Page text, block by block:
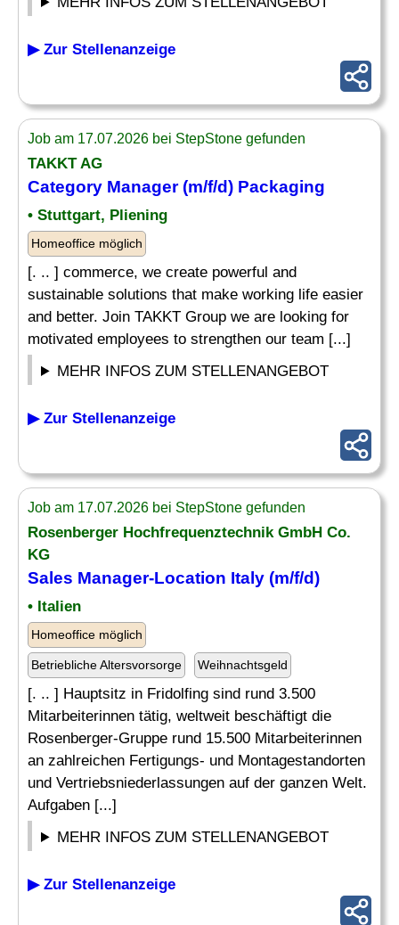
▶ Zur Stellenanzeige
Job am 17.07.2026 bei StepStone gefunden
TAKKT AG
Category Manager(m/f/d) Packaging
• Stuttgart, Pliening
Homeoffice möglich
[. .. ] commerce, we create powerful and
sustainable solutions that make working life easier
and better. Join TAKKT Group we are looking for
motivated employees to strengthen our team [...]
MEHR INFOS ZUM STELLENANGEBOT
▶ Zur Stellenanzeige
Job am 17.07.2026 bei StepStone gefunden
Rosenberger Hochfrequenztechnik GmbH Co.
KG
Sales Manager-Location Italy (m/f/d)
• Italien
Homeoffice möglich
Betriebliche Altersvorsorge Weihnachtsgeld
[. .. ] Hauptsitz in Fridolfing sind rund 3.500
Mitarbeiterinnen tätig, weltweit beschäftigt die
Rosenberger-Gruppe rund 15.500 Mitarbeiterinnen
an zahlreichen Fertigungs- und Montagestandorten
und Vertriebsniederlassungen auf der ganzen Welt.
Aufgaben [...]
MEHR INFOS ZUM STELLENANGEBOT
▶ Zur Stellenanzeige